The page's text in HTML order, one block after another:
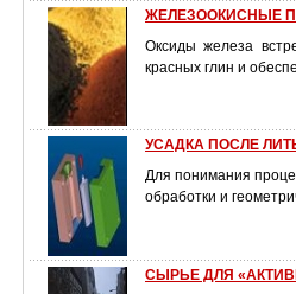
ЖЕЛЕЗООКИСНЫЕ
Оксиды железа
красных глин и
УСАДКА ПОСЛЕ
Для понимания
обработки и
СЫРЬЕ ДЛЯ